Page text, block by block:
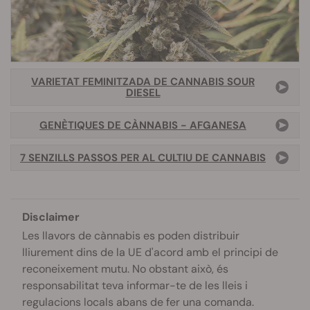
VARIETAT FEMINITZADA DE CANNABIS SOUR
DIESEL
GENÈTIQUES DE CÀNNABIS - AFGANESA
7 SENZILLS PASSOS PER AL CULTIU DE CANNABIS
Disclaimer
Les llavors de cànnabis es poden distribuir
lliurement dins de la UE d'acord amb el principi de
reconeixement mutu. No obstant això, és
responsabilitat teva informar-te de les lleis i
regulacions locals abans de fer una comanda.